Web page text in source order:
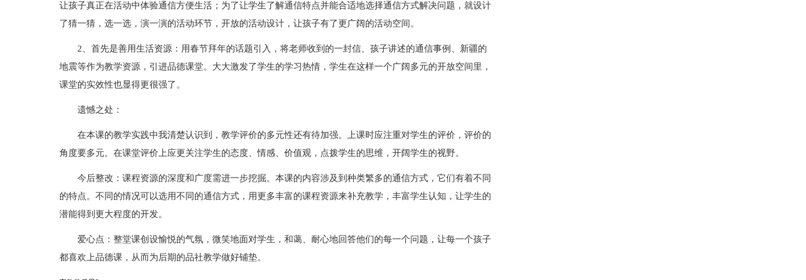
让孩子真正在活动中体验通信方便生活；为了让学生了解通信特点并能合适地选择通信方式解决问题，就设计
了猜一猜，选一选，演一演的活动环节，开放的活动设计，让孩子有了更广阔的活动空间。
2、首先是善用生活资源：用春节拜年的话题引入，将老师收到的一封信、孩子讲述的通信事例、新疆的
地震等作为教学资源，引进品德课堂。大大激发了学生的学习热情，学生在这样一个广阔多元的开放空间里，
课堂的实效性也显得更很强了。
遗憾之处：
在本课的教学实践中我清楚认识到，教学评价的多元性还有待加强。上课时应注重对学生的评价，评价的
角度要多元。在课堂评价上应更关注学生的态度、情感、价值观，点拨学生的思维，开阔学生的视野。
今后整改：课程资源的深度和广度需进一步挖掘。本课的内容涉及到种类繁多的通信方式，它们有着不同
的特点。不同的情况可以选用不同的通信方式，用更多丰富的课程资源来补充教学，丰富学生认知，让学生的
潜能得到更大程度的开发。
爱心点：整堂课创设愉悦的气氛，微笑地面对学生，和蔼、耐心地回答他们的每一个问题，让每一个孩子
都喜欢上品德课，从而为后期的品社教学做好铺垫。